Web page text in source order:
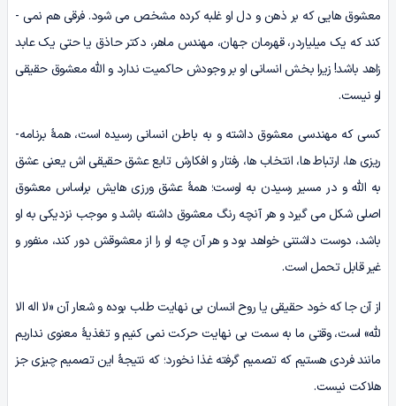
معشوق هایی که بر ذهن و دل او غلبه کرده مشخص می­ شود. فرقی هم نمی ­
کند که یک میلیاردر، قهرمان جهان، مهندس ماهر، دکتر حاذق یا حتی یک عابد
زاهد باشد! زیرا بخش انسانی او بر وجودش حاکمیت ندارد و الله معشوق حقیقی
او نیست.
کسی که مهندسی معشوق داشته و به باطن انسانی رسیده است، همۀ برنامه­
ریزی ­ها، ارتباط­ ها، انتخاب ها، رفتار و افکارش تابع عشق حقیقی‌ اش یعنی عشق
به الله و در مسیر رسیدن به اوست؛ همۀ عشق­ ورزی­ هایش براساس معشوق
اصلی شکل می­ گیرد و هر آنچه رنگ معشوق داشته باشد و موجب نزدیکی به او
باشد، دوست داشتنی خواهد بود و هر آن چه او را از معشوقش دور کند، منفور و
غیر قابل تحمل است.
از آن جا که خود حقیقی یا روح انسان بی ­نهایت­ طلب بوده و شعار آن «لا اله­ الا
لله» است، وقتی ما به سمت بی ­نهایت حرکت نمی ­کنیم و تغذیۀ معنوی نداریم
مانند فردی هستیم که تصمیم گرفته غذا نخورد؛ که نتیجۀ این تصمیم چیزی جز
هلاکت نیست.